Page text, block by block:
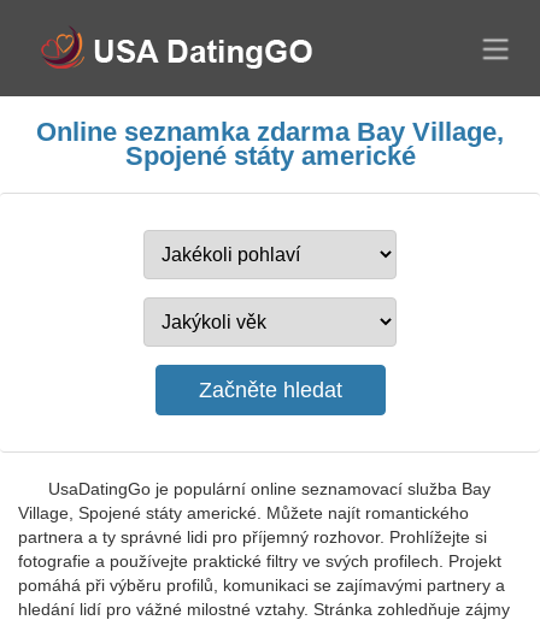
Online seznamka zdarma Bay Village,
Spojené státy americké
UsaDatingGo je populární online seznamovací služba Bay
Village, Spojené státy americké. Můžete najít romantického
partnera a ty správné lidi pro příjemný rozhovor. Prohlížejte si
fotografie a používejte praktické filtry ve svých profilech. Projekt
pomáhá při výběru profilů, komunikaci se zajímavými partnery a
hledání lidí pro vážné milostné vztahy. Stránka zohledňuje zájmy